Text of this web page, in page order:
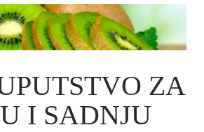
ZA
I SADNJU